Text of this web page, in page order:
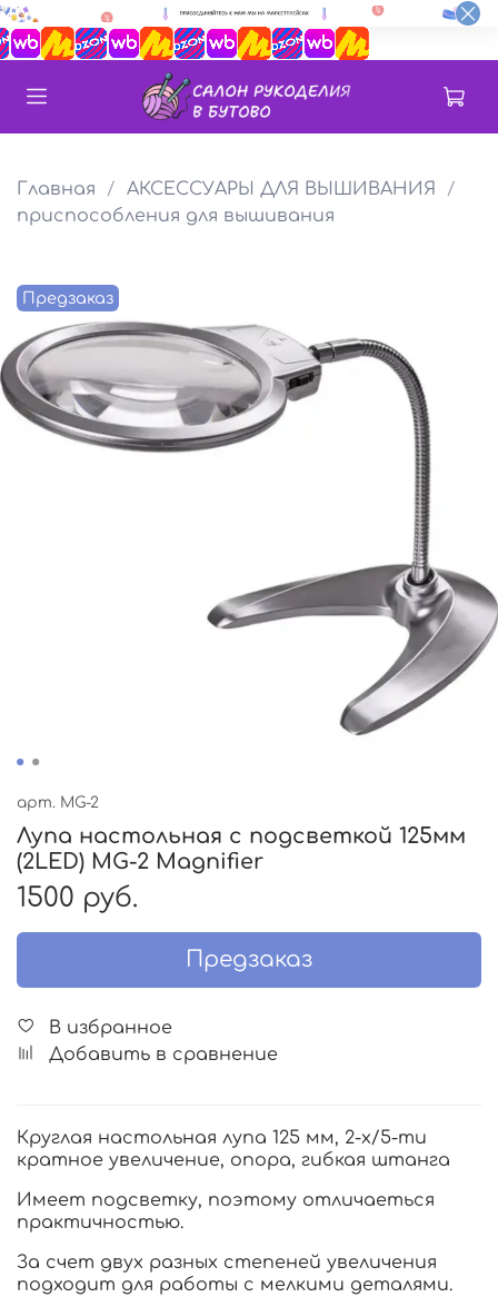
Главная
АКСЕССУАРЫ ДЛЯ ВЫШИВАНИЯ
приспособления для вышивания
Предзаказ
арт. MG-2
Лупа настольная с подсветкой 125мм
(2LED) MG-2 Magnifier
1500 руб.
Предзаказ
В избранное
Добавить в сравнение
Круглая настольная лупа 125 мм, 2-х/5-ти
кратное увеличение, опора, гибкая штанга
Имеет подсветку, поэтому отличаеться
практичностью.
За счет двух разных степеней увеличения
подходит для работы с мелкими деталями.